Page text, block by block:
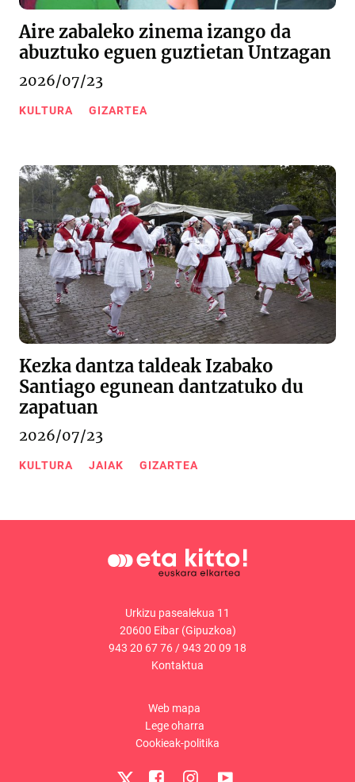
Aire zabaleko zinema izango da
abuztuko eguen guztietan Untzagan
2026/07/23
KULTURA GIZARTEA
Kezka dantza taldeak Izabako
Santiago egunean dantzatuko du
zapatuan
2026/07/23
KULTURA JAIAK GIZARTEA
Urkizu pasealekua 11
20600 Eibar (Gipuzkoa)
943 20 67 76/943 20 09 18
Kontaktua
Web mapa
Lege oharra
Cookieak-politika